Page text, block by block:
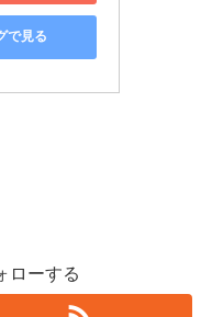
で見る
ローする